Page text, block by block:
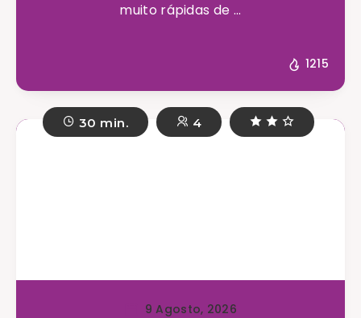
muito rápidas de ...
1215
30 min. 4
9 Agosto, 2026